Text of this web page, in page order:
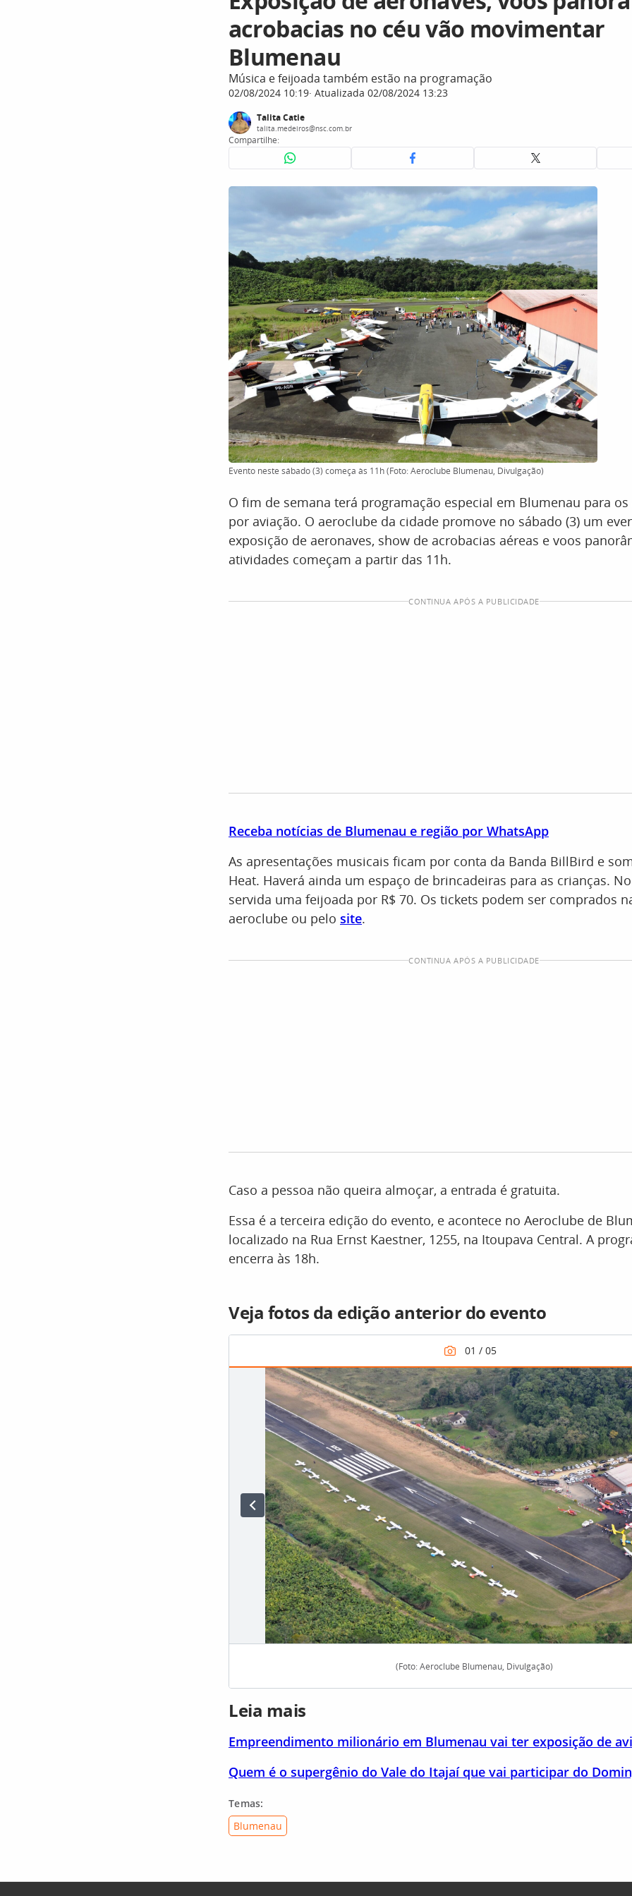
acrobacias no céu vão movimentar
Blumenau
Música e feijoada também estão na programação
02/08/2024 10:19 Atualizada 02/08/2024 13:23
Talita Catie
talita.medeiros@nsc.com.br
Compartilhe:
Evento neste sábado (3) começa às 11h (Foto: Aeroclube Blumenau, Divulgação)
O fim de semana terá programação especial em Blumenau para
por aviação. O aeroclube da cidade promove no sábado (3) um
exposição de aeronaves, show de acrobacias aéreas e voos
atividades começam a partir das 11h.
CONTINUA APÓS A PUBLICIDADE
Receba notícias de Blumenau e região por WhatsApp
As apresentações musicais ficam por conta da Banda BillBird e
Heat. Haverá ainda um espaço de brincadeiras para as crianças.
servida uma feijoada por R$ 70. Os tickets podem ser comprados
aeroclube ou pelo site.
CONTINUA APÓS A PUBLICIDADE
Caso a pessoa não queira almoçar, a entrada é gratuita.
Essa é a terceira edição do evento, e acontece no Aeroclube de
localizado na Rua Ernst Kaestner, 1255, na Itoupava Central. A
encerra às 18h.
Veja fotos da edição anterior do evento
(Foto: Aeroclube Blumenau, Divulgação)
Leia mais
Empreendimento milionário em Blumenau vai ter exposição de
Quem é o supergênio do Vale do Itajaí que vai participar do
Temas:
Blumenau